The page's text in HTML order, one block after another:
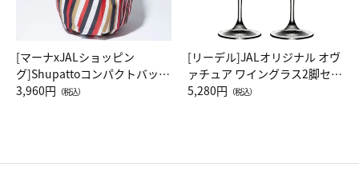
[マーナxJALショッピン
グ]Shupattoコンパクトバッグ
Drop JAL客室乗務員（LC）ス
3,960円 （税込）
[リーデル]JALオリジナル オヴ
ァチュア ワイングラス2脚セッ
ト（レッドワイン）
5,280円 （税込）